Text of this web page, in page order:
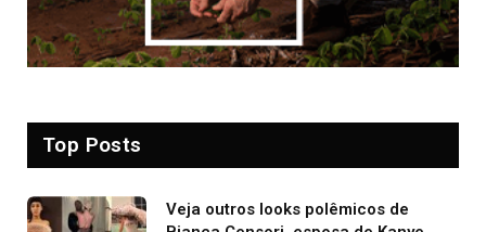
Top Posts
Veja outros looks polêmicos de